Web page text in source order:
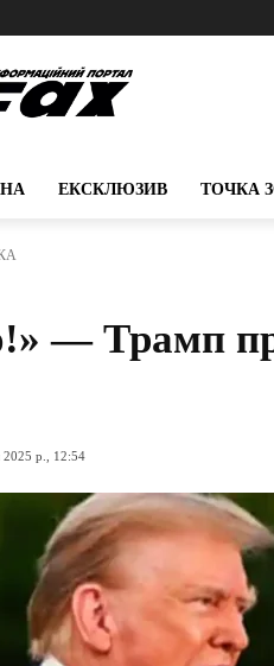
ЕКСКЛЮЗИВ ТОЧКА
— Трамп
2025 р., 12:54